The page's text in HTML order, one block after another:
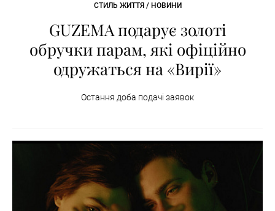
СТИЛЬ ЖИТТЯ / НОВИНИ
GUZEMA подарує золоті
обручки парам, які офіційно
одружаться на «Вирії»
Остання доба подачі заявок